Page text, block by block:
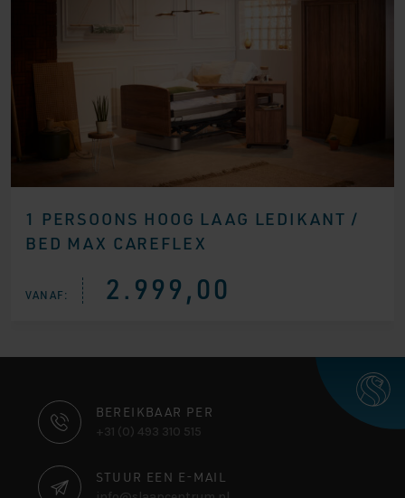
1 PERSOONS HOOG LAAG LEDIKANT /
BED MAX CAREFLEX
VANAF: 2.999,00
CONTACT
INFORMATIE
BEREIKBAAR PER
+31 (0) 493 310 515
STUUR EEN E-MAIL